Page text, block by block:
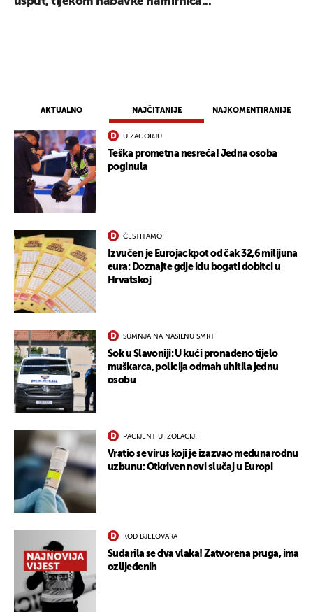
AKTUALNO NAJČITANIJE NAJKOMENTIRANIJE
U ZAGORJU
Teška prometna nesreća! Jedna osoba
poginula
ČESTITAMO!
Izvučen je Eurojackpot od čak 32,6 milijuna
eura: Doznajte gdje idu bogati dobitci u
Hrvatskoj
SUMNJA NA NASILNU SMRT
Šok u Slavoniji: U kući pronađeno tijelo
muškarca, policija odmah uhitila jednu
osobu
PACIJENT U IZOLACIJI
Vratio se virus koji je izazvao međunarodnu
uzbunu: Otkriven novi slučaj u Europi
KOD BJELOVARA
Sudarila se dva vlaka! Zatvorena pruga, ima
ozlijeđenih